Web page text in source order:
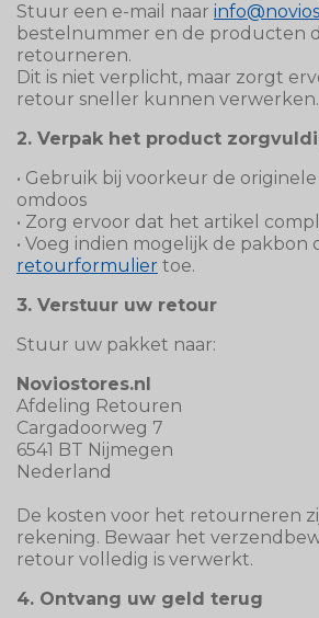
Stuur een e-mail naar
bestelnummer en de producten
retourneren.
Dit is niet verplicht, maar zorgt
retour sneller kunnen verwerken.
2. Verpak het product
• Gebruik bij voorkeur de
omdoos
• Zorg ervoor dat het artikel
• Voeg indien mogelijk de pakbon
retourformulier toe.
3. Verstuur uw retour
Stuur uw pakket naar:
Noviostores.nl
Afdeling Retouren
Cargadoorweg 7
6541 BT Nijmegen
Nederland
De kosten voor het retourneren
rekening. Bewaar het
retour volledig is verwerkt.
4. Ontvang uw geld terug